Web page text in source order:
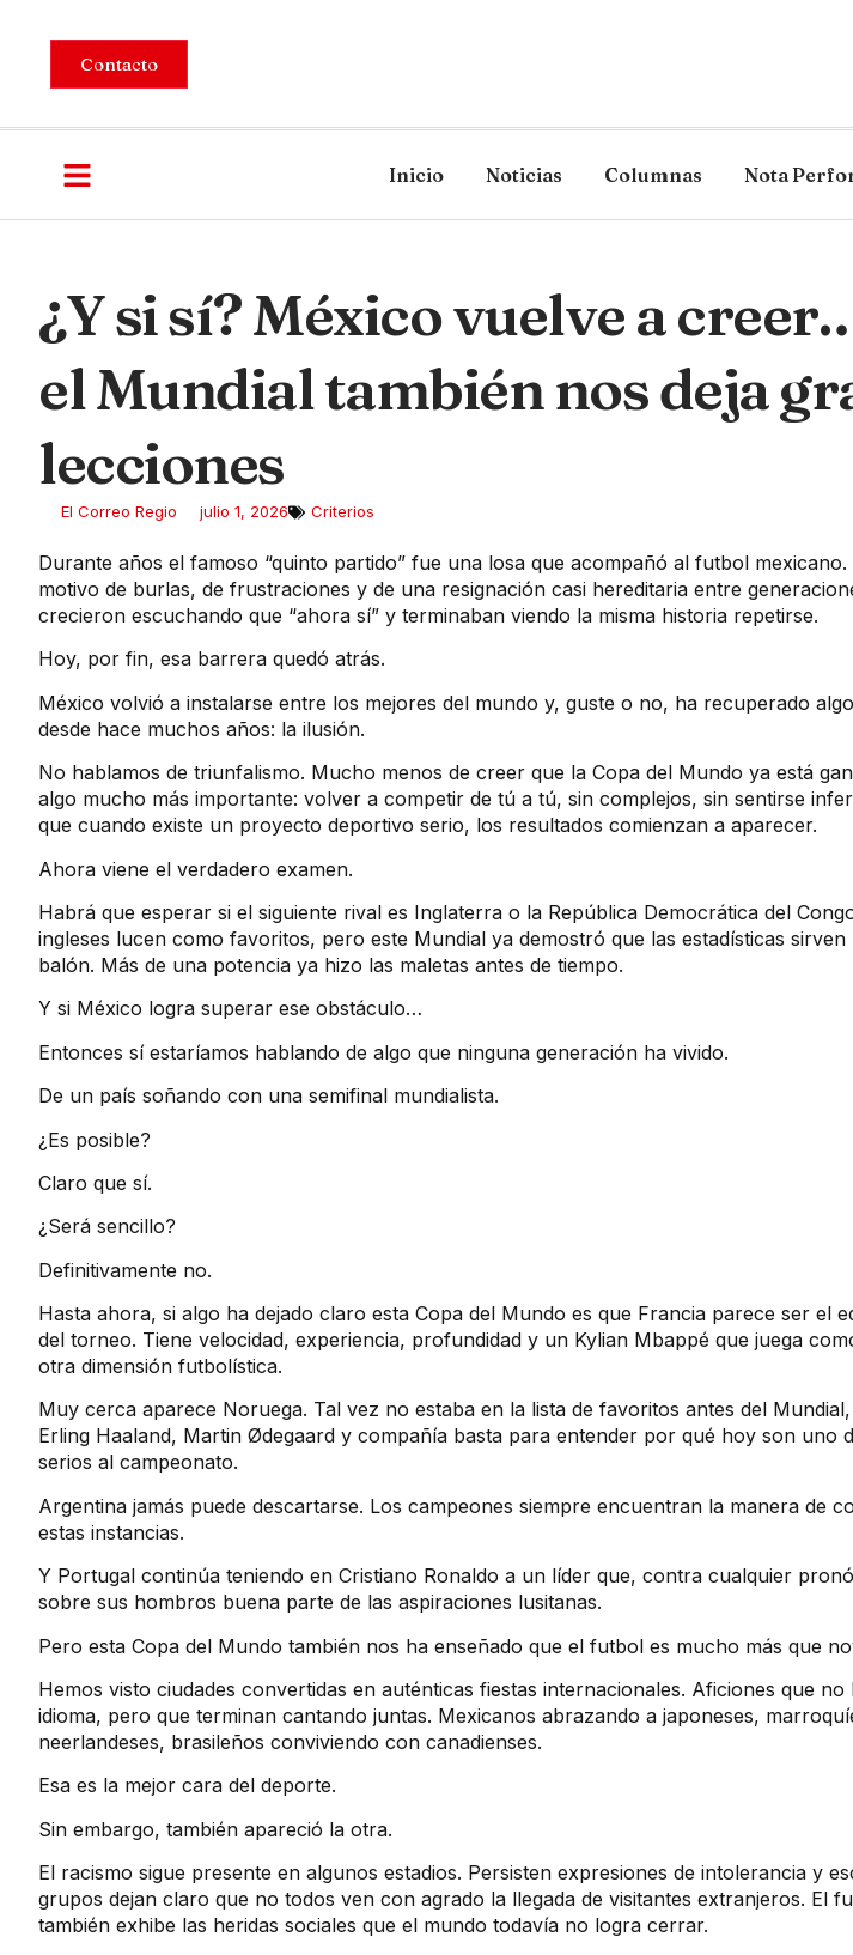
Contacto
Inicio Noticias Columnas Nota
¿Y si sí? México vuelve a
el Mundial también nos deja
lecciones
El Correo Regio julio 1, 2026 Criterios
Durante años el famoso “quinto partido” fue una losa que acompañó al futbol
motivo de burlas, de frustraciones y de una resignación casi hereditaria entre
crecieron escuchando que “ahora sí” y terminaban viendo la misma historia repetirse.
Hoy, por fin, esa barrera quedó atrás.
México volvió a instalarse entre los mejores del mundo y, guste o no, ha recuperado
desde hace muchos años: la ilusión.
No hablamos de triunfalismo. Mucho menos de creer que la Copa del Mundo ya está
algo mucho más importante: volver a competir de tú a tú, sin complejos, sin sentirse
que cuando existe un proyecto deportivo serio, los resultados comienzan a aparecer.
Ahora viene el verdadero examen.
Habrá que esperar si el siguiente rival es Inglaterra o la República Democrática del
ingleses lucen como favoritos, pero este Mundial ya demostró que las estadísticas sirven
balón. Más de una potencia ya hizo las maletas antes de tiempo.
Y si México logra superar ese obstáculo…
Entonces sí estaríamos hablando de algo que ninguna generación ha vivido.
De un país soñando con una semifinal mundialista.
¿Es posible?
Claro que sí.
¿Será sencillo?
Definitivamente no.
Hasta ahora, si algo ha dejado claro esta Copa del Mundo es que Francia parece ser el
del torneo. Tiene velocidad, experiencia, profundidad y un Kylian Mbappé que juega
otra dimensión futbolística.
Muy cerca aparece Noruega. Tal vez no estaba en la lista de favoritos antes del
Erling Haaland, Martin Ødegaard y compañía basta para entender por qué hoy son uno
serios al campeonato.
Argentina jamás puede descartarse. Los campeones siempre encuentran la manera de
estas instancias.
Y Portugal continúa teniendo en Cristiano Ronaldo a un líder que, contra cualquier
sobre sus hombros buena parte de las aspiraciones lusitanas.
Pero esta Copa del Mundo también nos ha enseñado que el futbol es mucho más que
Hemos visto ciudades convertidas en auténticas fiestas internacionales. Aficiones que no
idioma, pero que terminan cantando juntas. Mexicanos abrazando a japoneses,
neerlandeses, brasileños conviviendo con canadienses.
Esa es la mejor cara del deporte.
Sin embargo, también apareció la otra.
El racismo sigue presente en algunos estadios. Persisten expresiones de intolerancia y
grupos dejan claro que no todos ven con agrado la llegada de visitantes extranjeros. El
también exhibe las heridas sociales que el mundo todavía no logra cerrar.